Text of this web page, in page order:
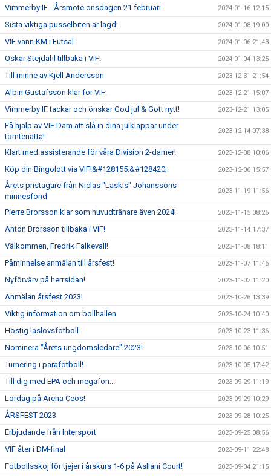
Vimmerby IF - Årsmöte onsdagen 21 februari 2024-01-16 12:15
Sista viktiga pusselbiten är lagd! 2024-01-08 19:00
VIF vann KM i Futsal 2024-01-06 21:43
Oskar Stejdahl tillbaka i VIF! 2024-01-04 13:25
Till minne av Kjell Andersson 2023-12-31 21:54
Albin Gustafsson klar för VIF! 2023-12-21 15:07
Vimmerby IF tackar och önskar God jul & Gott nytt! 2023-12-21 13:05
Få hjälp av VIF Dam att slå in dina julklappar under
tomtenatta!
2023-12-14 07:38
Klart med assisterande för våra Division 2-damer! 2023-12-08 10:06
Köp din Bingolott via VIF!&#128155;&#128420; 2023-12-06 15:57
Årets pristagare från Niclas "Läskis" Johanssons
minnesfond
2023-11-19 11:56
Pierre Brorsson klar som huvudtränare även 2024! 2023-11-15 08:26
Anton Brorsson tillbaka i VIF! 2023-11-14 17:37
Välkommen, Fredrik Falkevall! 2023-11-08 18:11
Påminnelse anmälan till årsfest! 2023-11-07 11:46
Nyförvärv på herrsidan! 2023-11-02 11:20
Anmälan årsfest 2023! 2023-10-26 13:39
Viktig information om bollhallen 2023-10-24 10:40
Höstig läslovsfotboll 2023-10-23 11:36
Nominera "Årets ungdomsledare" 2023! 2023-10-06 10:51
Turnering i parafotboll! 2023-10-05 17:42
Till dig med EPA och megafon... 2023-09-29 11:19
Lördag på Arena Ceos! 2023-09-29 10:29
ÅRSFEST 2023 2023-09-28 10:25
Erbjudande från Intersport 2023-09-25 08:56
VIF åter i DM-final 2023-09-11 22:48
Fotbollsskoj för tjejer i årskurs 1-6 på Asllani Court! 2023-09-04 21:15